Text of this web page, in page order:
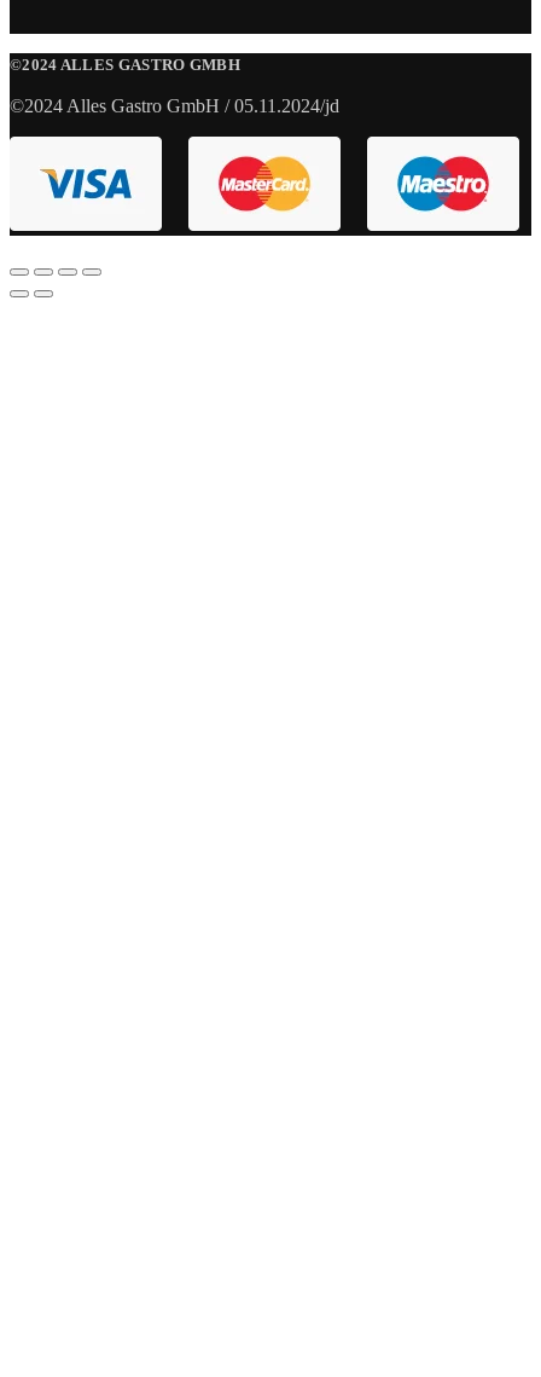
©2024 ALLES GASTRO GMBH
©2024 Alles Gastro GmbH / 05.11.2024/jd